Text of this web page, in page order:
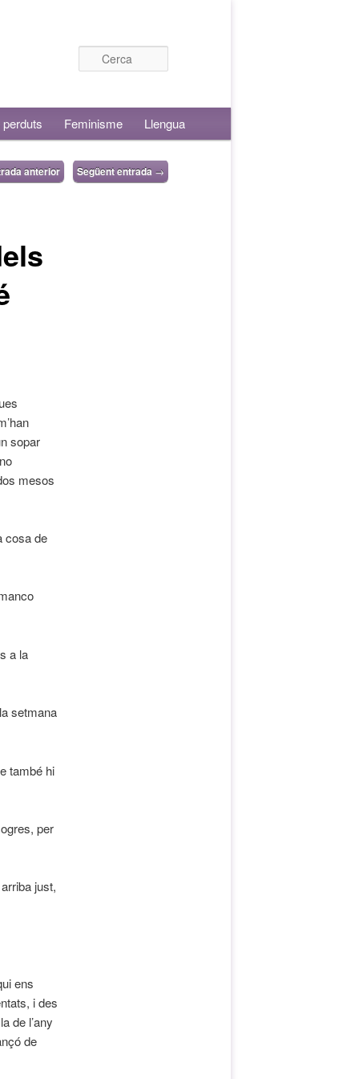
Feminisme Llengua
anterior Següent entrada →
sopar
mesos
cosa de
a la
setmana
també hi
per
just,
ens
i des
de l’any
de